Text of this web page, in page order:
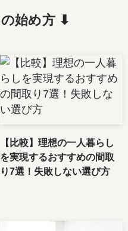
始め方 ⬇︎
【比較】理想の一人暮らし
を実現するおすすめの間取
り7選！失敗しない選び方